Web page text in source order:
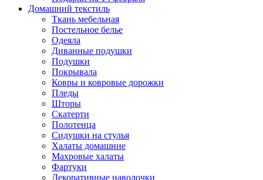
Домашний текстиль
Ткань мебельная
Постельное белье
Одеяла
Диванные подушки
Подушки
Покрывала
Ковры и ковровые дорожки
Пледы
Шторы
Скатерти
Полотенца
Сидушки на стулья
Халаты домашние
Махровые халаты
Фартуки
Декоративные наволочки